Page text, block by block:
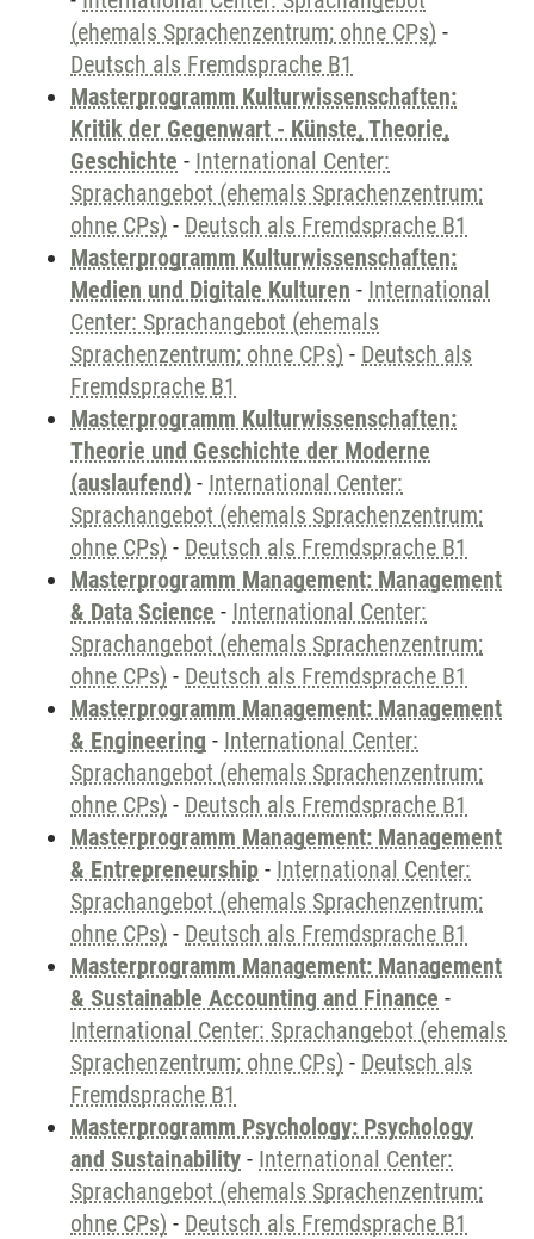
(ehemals Sprachenzentrum; ohne CPs) -
Deutsch als Fremdsprache B1
Masterprogramm Kulturwissenschaften:
Kritik der Gegenwart - Künste, Theorie,
Geschichte - International Center:
Sprachangebot (ehemals Sprachenzentrum;
ohne CPs) - Deutsch als Fremdsprache B1
Masterprogramm Kulturwissenschaften:
Medien und Digitale Kulturen - International
Center: Sprachangebot (ehemals
Sprachenzentrum; ohne CPs) - Deutsch als
Fremdsprache B1
Masterprogramm Kulturwissenschaften:
Theorie und Geschichte der Moderne
(auslaufend) - International Center:
Sprachangebot (ehemals Sprachenzentrum;
ohne CPs) - Deutsch als Fremdsprache B1
Masterprogramm Management: Management
& Data Science - International Center:
Sprachangebot (ehemals Sprachenzentrum;
ohne CPs) - Deutsch als Fremdsprache B1
Masterprogramm Management: Management
& Engineering - International Center:
Sprachangebot (ehemals Sprachenzentrum;
ohne CPs) - Deutsch als Fremdsprache B1
Masterprogramm Management: Management
& Entrepreneurship - International Center:
Sprachangebot (ehemals Sprachenzentrum;
ohne CPs) - Deutsch als Fremdsprache B1
Masterprogramm Management: Management
& Sustainable Accounting and Finance -
International Center: Sprachangebot (ehemals
Sprachenzentrum; ohne CPs) - Deutsch als
Fremdsprache B1
Masterprogramm Psychology: Psychology
and Sustainability - International Center:
Sprachangebot (ehemals Sprachenzentrum;
ohne CPs) - Deutsch als Fremdsprache B1